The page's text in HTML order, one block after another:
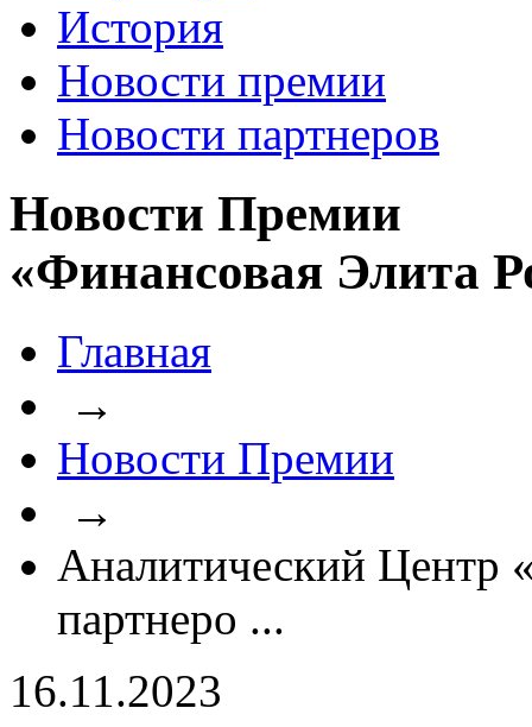
История
Новости премии
Новости партнеров
Новости Премии
«Финансовая Элита
Главная
→
Новости Премии
→
Аналитический Центр
партнеро ...
16.11.2023